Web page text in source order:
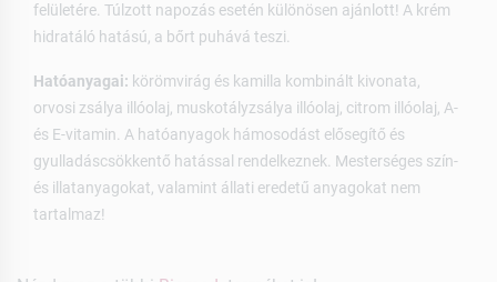
felületére. Túlzott napozás esetén különösen ajánlott! A krém
hidratáló hatású, a bőrt puhává teszi.
Hatóanyagai: körömvirág és kamilla kombinált kivonata,
orvosi zsálya illóolaj, muskotályzsálya illóolaj, citrom illóolaj, A-
és E-vitamin. A hatóanyagok hámosodást elősegítő és
gyulladáscsökkentő hatással rendelkeznek. Mesterséges szín-
és illatanyagokat, valamint állati eredetű anyagokat nem
tartalmaz!